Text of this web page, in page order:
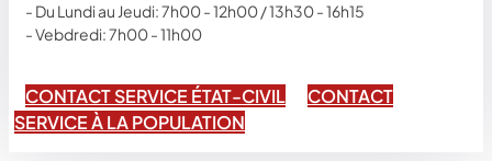
- Du Lundi au Jeudi: 7h00 - 12h00 / 13h30 - 16h15
- Vebdredi: 7h00 - 11h00
CONTACT SERVICE ÉTAT-CIVIL
CONTACT
SERVICE À LA POPULATION